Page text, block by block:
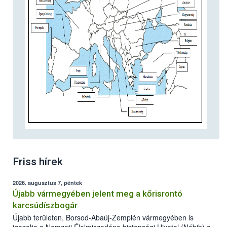
Friss hírek
2026. augusztus 7, péntek
Újabb vármegyében jelent meg a kőrisrontó
karcsúdíszbogár
Újabb területen, Borsod-Abaúj-Zemplén vármegyében is